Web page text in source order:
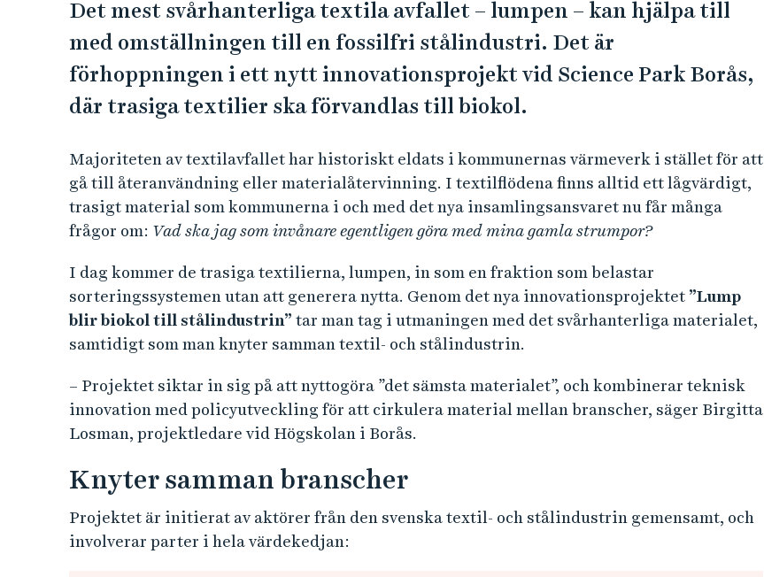
Det mest svårhanterliga textila avfallet – lumpen – kan hjälpa till
med omställningen till en fossilfri stålindustri. Det är
förhoppningen i ett nytt innovationsprojekt vid Science Park Borås,
där trasiga textilier ska förvandlas till biokol.
Majoriteten av textilavfallet har historiskt eldats i kommunernas värmeverk i stället för att
gå till återanvändning eller materialåtervinning. I textilflödena finns alltid ett lågvärdigt,
trasigt material som kommunerna i och med det nya insamlingsansvaret nu får många
frågor om: Vad ska jag som invånare egentligen göra med mina gamla strumpor?
I dag kommer de trasiga textilierna, lumpen, in som en fraktion som belastar
sorteringssystemen utan att generera nytta. Genom det nya innovationsprojektet ”Lump
blir biokol till stålindustrin” tar man tag i utmaningen med det svårhanterliga materialet,
samtidigt som man knyter samman textil- och stålindustrin.
– Projektet siktar in sig på att nyttogöra ”det sämsta materialet”, och kombinerar teknisk
innovation med policyutveckling för att cirkulera material mellan branscher, säger Birgitta
Losman, projektledare vid Högskolan i Borås.
Knyter samman branscher
Projektet är initierat av aktörer från den svenska textil- och stålindustrin gemensamt, och
involverar parter i hela värdekedjan: